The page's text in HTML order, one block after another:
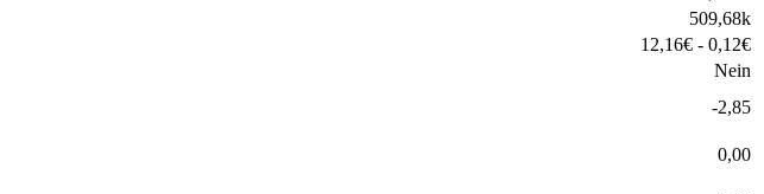
509,68k
12,16€ - 0,12€
Nein
-2,85
0,00